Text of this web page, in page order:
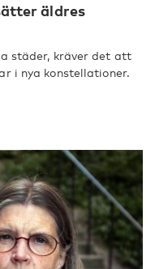
äldres
städer, kräver det att
i nya konstellationer.